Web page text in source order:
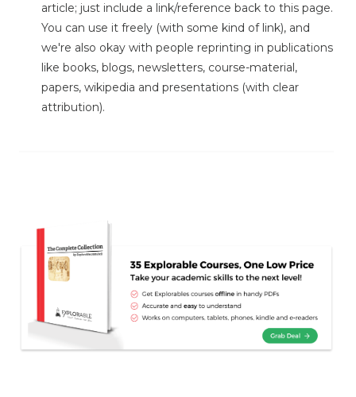
article; just include a link/reference back to this page.
You can use it freely (with some kind of link), and
we're also okay with people reprinting in publications
like books, blogs, newsletters, course-material,
papers, wikipedia and presentations (with clear
attribution).